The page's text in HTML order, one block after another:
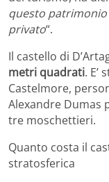
questo
privato“.
Il castello di
metri quadrati. E’
Castelmore,
Alexandre Dumas
tre moschettieri.
Quanto costa il
stratosferica